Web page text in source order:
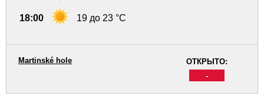
18:00 19 до 23 °C
ОТКРЫТО:
-
Martinské hole